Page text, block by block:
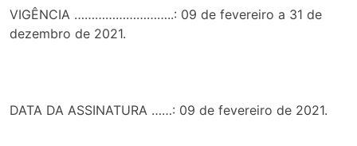
VIGÊNCIA ………………………..: 09 de fevereiro a 31 de
dezembro de 2021.
DATA DA ASSINATURA ……: 09 de fevereiro de 2021.